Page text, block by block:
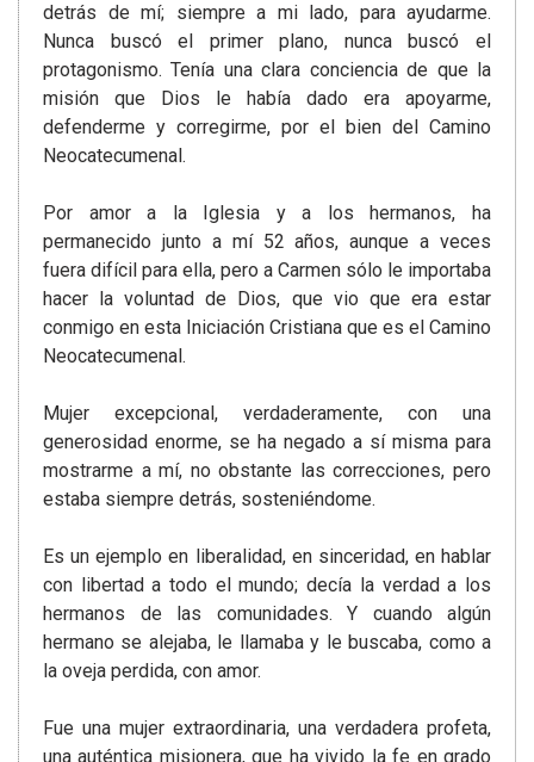
detrás de mí; siempre a mi lado, para ayudarme.
Nunca buscó el primer plano, nunca buscó el
protagonismo. Tenía una clara conciencia de que la
misión que Dios le había dado era apoyarme,
defenderme y corregirme, por el bien del Camino
Neocatecumenal.
Por amor a la Iglesia y a los hermanos, ha
permanecido junto a mí 52 años, aunque a veces
fuera difícil para ella, pero a Carmen sólo le importaba
hacer la voluntad de Dios, que vio que era estar
conmigo en esta Iniciación Cristiana que es el Camino
Neocatecumenal.
Mujer excepcional, verdaderamente, con una
generosidad enorme, se ha negado a sí misma para
mostrarme a mí, no obstante las correcciones, pero
estaba siempre detrás, sosteniéndome.
Es un ejemplo en liberalidad, en sinceridad, en hablar
con libertad a todo el mundo; decía la verdad a los
hermanos de las comunidades. Y cuando algún
hermano se alejaba, le llamaba y le buscaba, como a
la oveja perdida, con amor.
Fue una mujer extraordinaria, una verdadera profeta,
una auténtica misionera, que ha vivido la fe en grado